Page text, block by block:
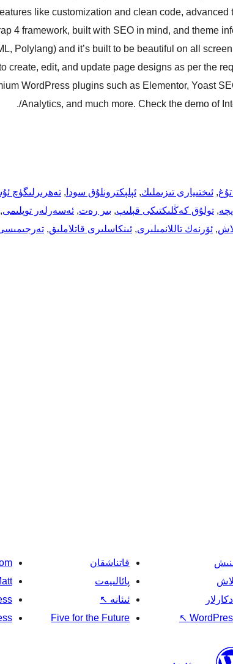
like customization and clean code,
4 framework, built with SEO in mind, and theme
Polylang) and it’s built to be beautiful on all
create, edit, and update page designs as per the
WordPress plugins such as Elementor, Yoast
Analytics, and much more. Check the demo of
تۇغ, ئىختىيارى تىزىملىك, ئېلېكترونلۇق سودا , تەھرىرلىگۈچ
, تولۇق كەڭلىكتىكى قېلىپ, بىر رەت, ئەسەرلەر توپلىمى,
, ئۆرنەك تاللانمىلىرى, ئىنكاسلىرى قاتلاملىق, تەرجىمىسى
↖
قاتناشقان
پائالىيەت
ئىئانە ↖
Five for the Future